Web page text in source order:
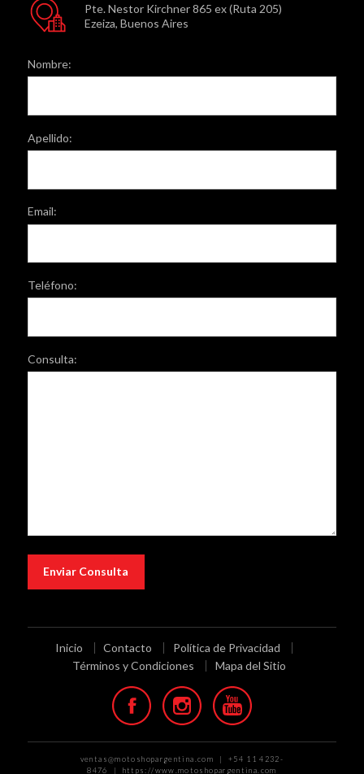
Pte. Nestor Kirchner 865 ex (Ruta 205)
Ezeiza, Buenos Aires
Nombre:
Apellido:
Email:
Teléfono:
Consulta:
Inicio Contacto
Política de Privacidad
Términos y Condiciones
Mapa del Sitio
ventas@motoshopargentina.com | +54 11 4232-
8476 | https://www.motoshopargentina.com